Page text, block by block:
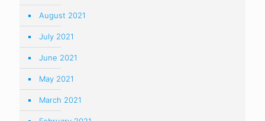
August 2021
July 2021
June 2021
May 2021
March 2021